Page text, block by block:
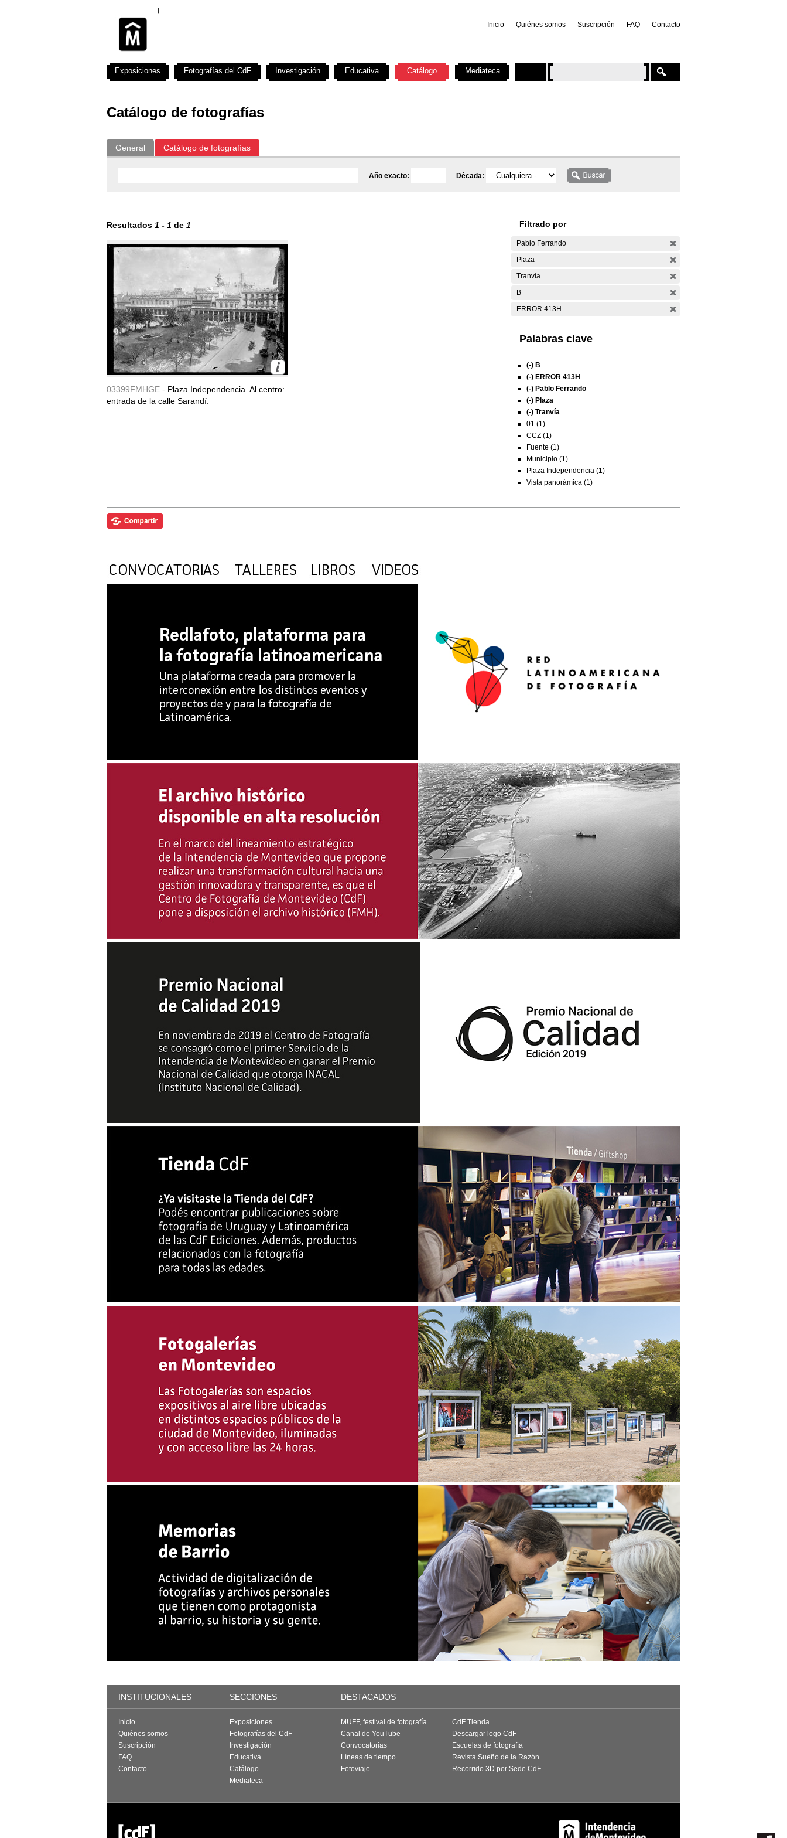
Inicio Quiénes somos Suscripción FAQ Contacto
Catálogo de fotografías
General Catálogo de fotografías
Año exacto: Década:
Resultados 1 - 1 de 1
03399FMHGE - Plaza Independencia. Al centro:
entrada de la calle Sarandí.
Filtrado por
Pablo Ferrando
Plaza
Tranvía
B
ERROR 413H
Palabras clave
(-) B
(-) ERROR 413H
(-) Pablo Ferrando
(-) Plaza
(-) Tranvía
01 (1)
CCZ (1)
Fuente (1)
Municipio (1)
Plaza Independencia (1)
Vista panorámica (1)
Exposiciones Fotografías del CdF Investigación Educativa Catálogo Mediateca
INSTITUCIONALES SECCIONES DESTACADOS
Inicio
Quiénes somos
Suscripción
FAQ
Contacto
Exposiciones
Fotografías del CdF
Investigación
Educativa
Catálogo
Mediateca
MUFF, festival de fotografía
Canal de YouTube
Convocatorias
Líneas de tiempo
Fotoviaje
CdF Tienda
Descargar logo CdF
Escuelas de fotografía
Revista Sueño de la Razón
Recorrido 3D por Sede CdF